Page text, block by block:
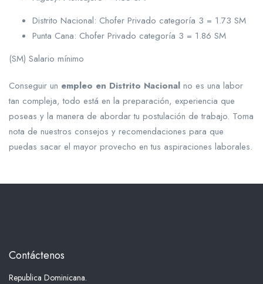
Distrito Nacional: Chofer Privado categoría 3 = 1.73 SM
Punta Cana: Chofer Privado categoría 3 = 1.86 SM
(SM) Salario mínimo
Conseguir un empleo en Distrito Nacional no es una labor
tan compleja, todo está en la preparación, experiencia que
poseas y la manera de abordar tu postulación de trabajo. Toma
nota de nuestros consejos y recomendaciones para que
puedas sacar el mayor provecho en tus aspiraciones laborales.
Contáctenos
Republica Dominicana.